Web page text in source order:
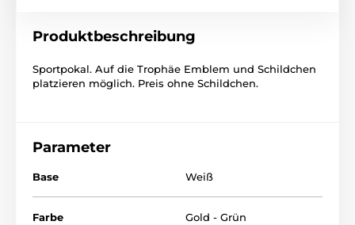
Produktbeschreibung
Sportpokal. Auf die Trophäe Emblem und Schildchen
platzieren möglich. Preis ohne Schildchen.
Parameter
Base Weiß
Farbe Gold - Grün